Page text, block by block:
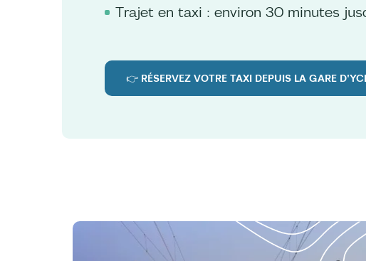
Trajet en taxi : environ 30 minutes
👉 RÉSERVEZ VOTRE TAXI DEPUIS LA GARE